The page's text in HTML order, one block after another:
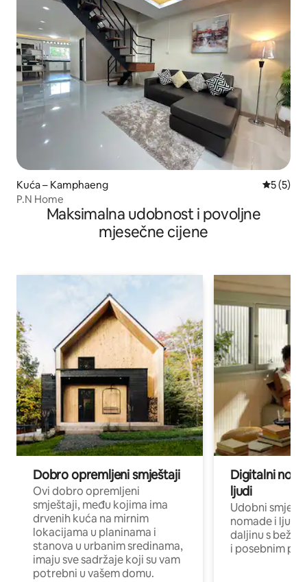
Kuća – Kamphaeng
5 (5)
P.N Home
Maksimalna udobnost i povoljne
mjesečne cijene
Dobro opremljeni smještaji
Ovi dobro opremljeni
smještaji, među kojima ima
drvenih kuća na mirnim
lokacijama u planinama i
stanova u urbanim sredinama,
imaju sve sadržaje koji su vam
potrebni u vašem domu.
Digitalni
ljudi
Udobni
nomade i ljude
daljinu s
i posebnim